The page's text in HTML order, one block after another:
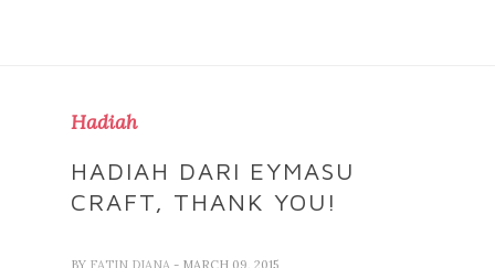
Hadiah
HADIAH DARI EYMASU
CRAFT, THANK YOU!